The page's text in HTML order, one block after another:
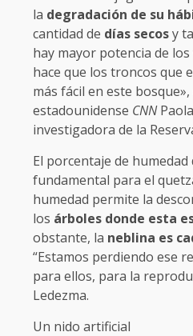
la degradación de su
cantidad de días secosy
hay mayor potencia de
hace que los troncos que
más fácil en este
estadounidense CNN
investigadora de la
El porcentaje de humedad
fundamental para el
humedad permite la
los árboles donde esta
obstante, la neblina es
“Estamos perdiendo ese
para ellos, para la
Ledezma.
Un nido artificial